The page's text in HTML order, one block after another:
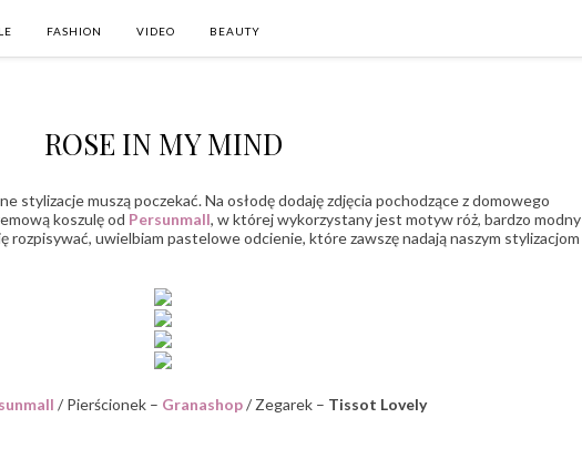
FASHION VIDEO BEAUTY
ROSE IN MY MIND
stylizacje muszą poczekać. Na osłodę dodaję zdjęcia pochodzące z domowego
koszulę od Persunmall, w której wykorzystany jest motyw róż, bardzo modny
rozpisywać, uwielbiam pastelowe odcienie, które zawszę nadają naszym stylizacjom
/ Pierścionek – Granashop/ Zegarek – Tissot Lovely